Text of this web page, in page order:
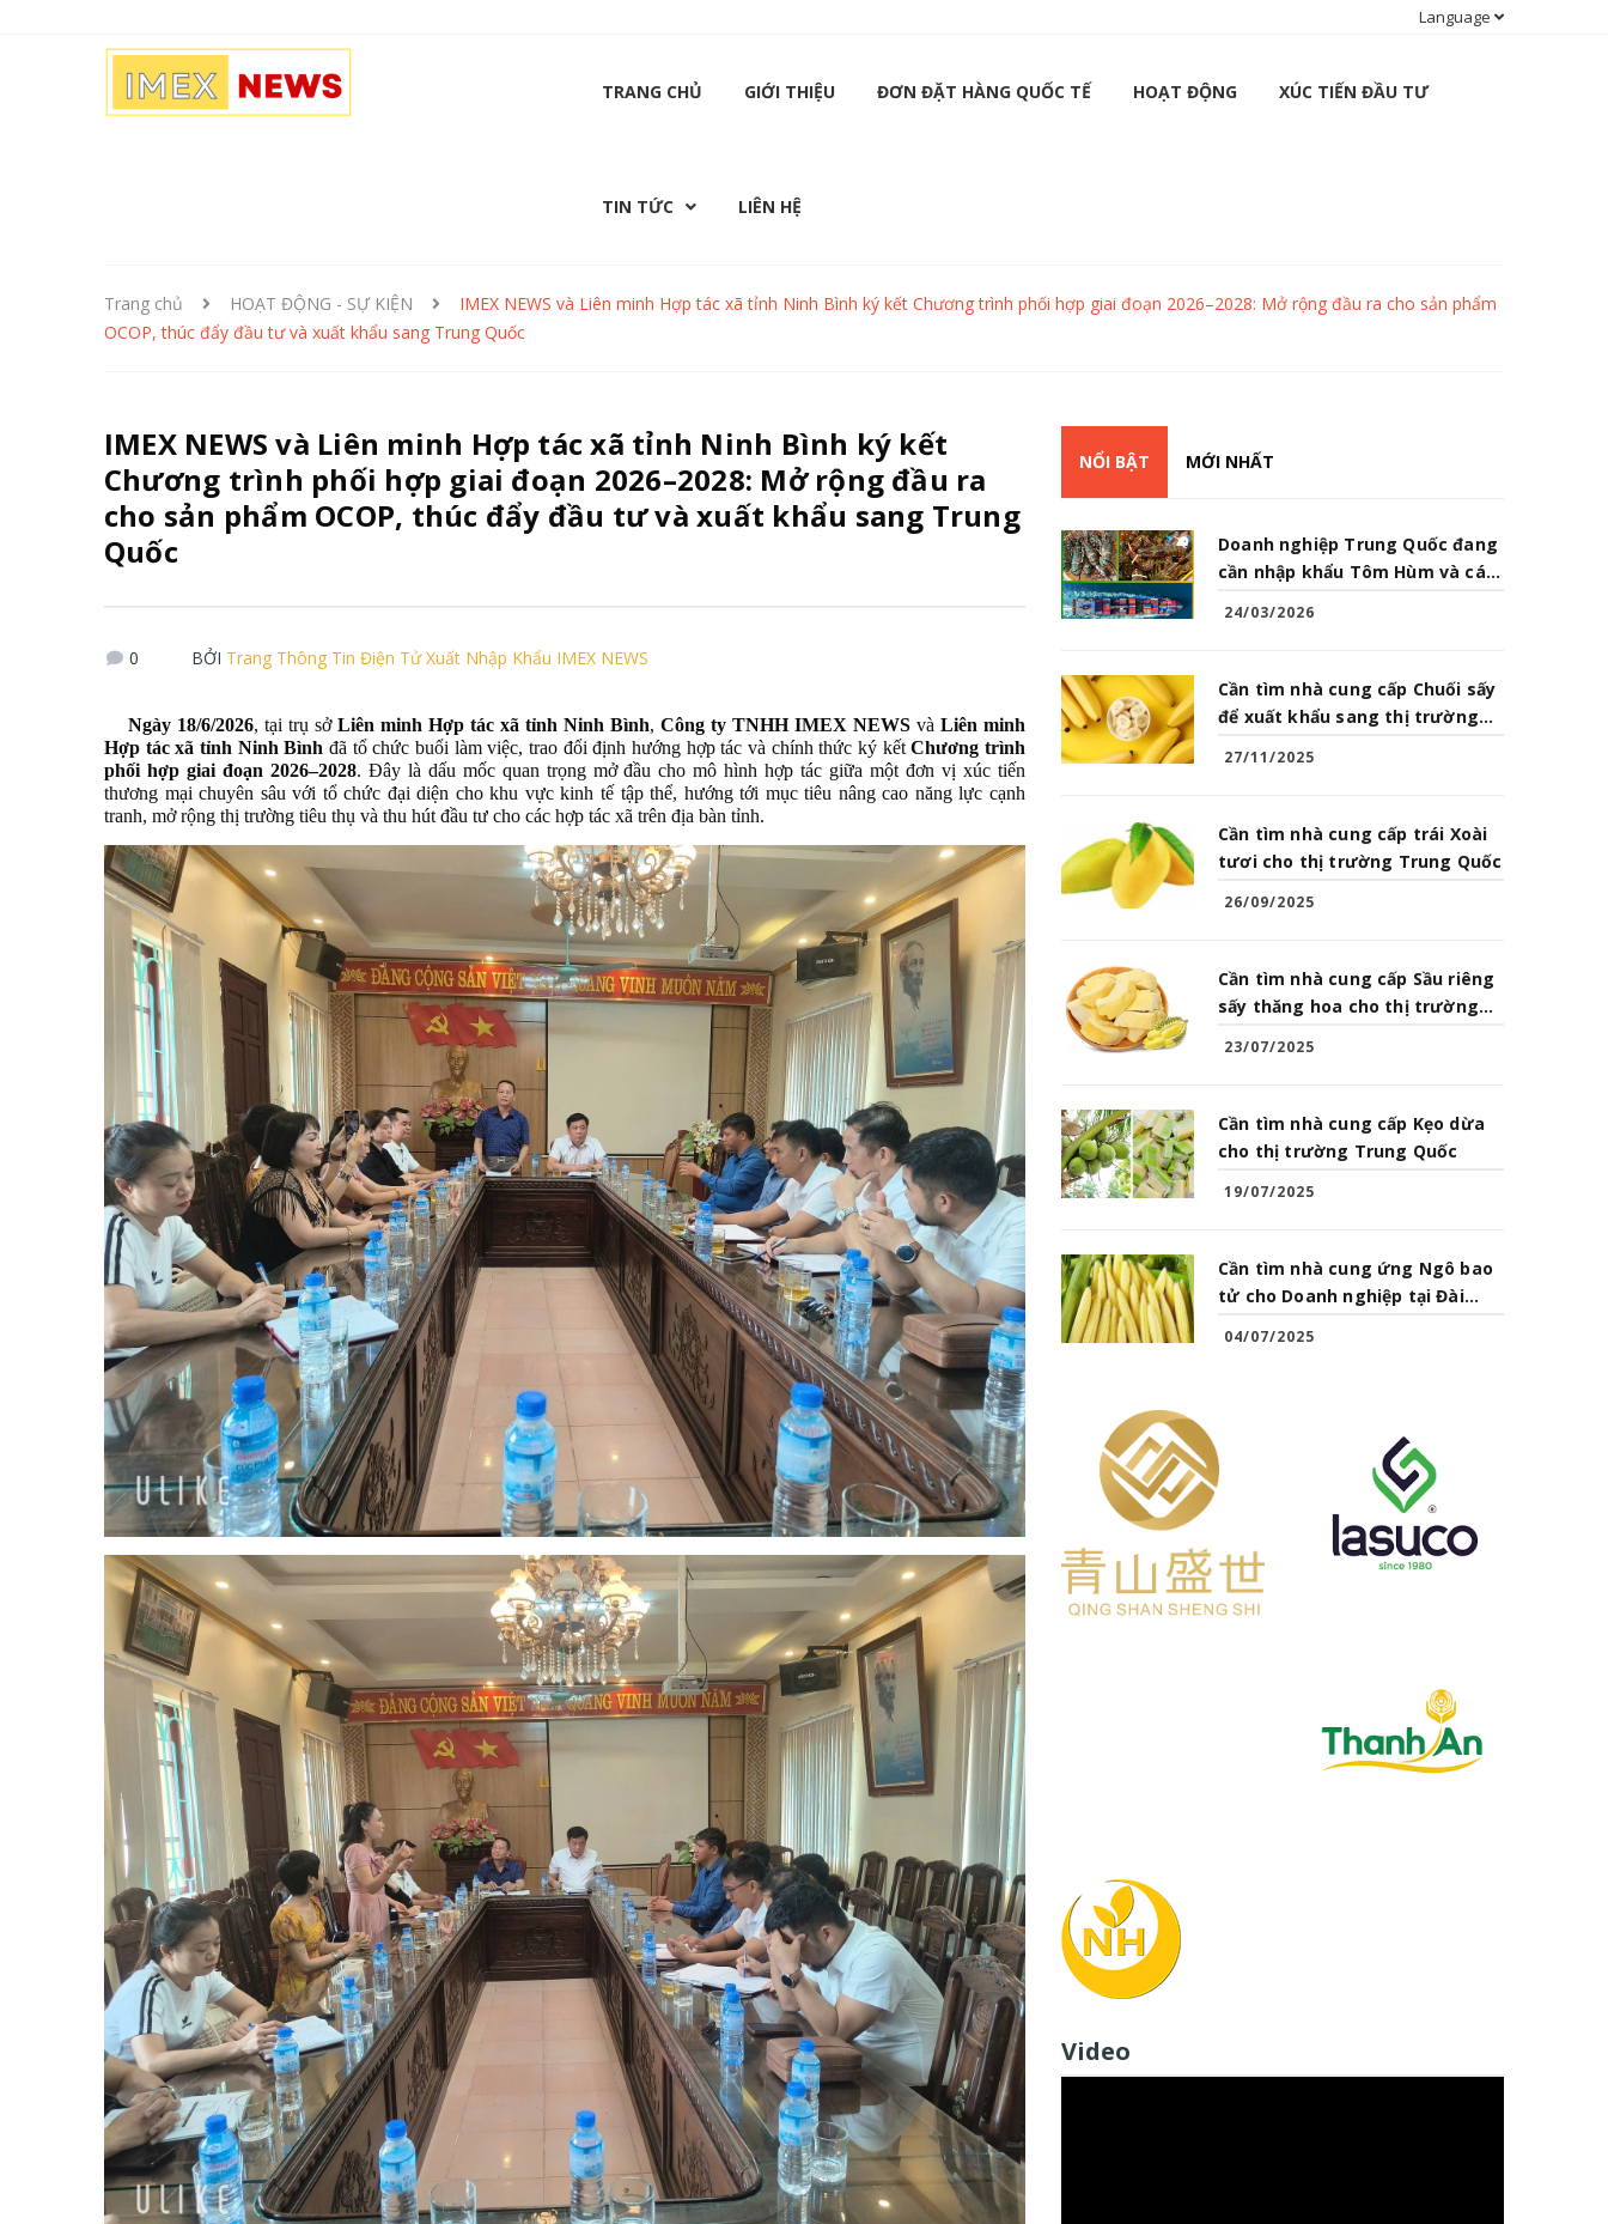
Language
TRANG CHỦ GIỚI THIỆU ĐƠN ĐẶT HÀNG QUỐC TẾ HOẠT ĐỘNG XÚC TIẾN ĐẦU TƯ
TIN TỨC LIÊN HỆ
Trang chủ HOẠT ĐỘNG - SỰ KIỆN
IMEX NEWS và Liên minh Hợp tác xã tỉnh Ninh Bình ký kết Chương trình phối hợp giai đoạn 2026–2028: Mở rộng đầu ra cho sản phẩm
OCOP, thúc đẩy đầu tư và xuất khẩu sang Trung Quốc
IMEX NEWS và Liên minh Hợp tác xã tỉnh Ninh Bình ký kết
Chương trình phối hợp giai đoạn 2026–2028: Mở rộng đầu ra
cho sản phẩm OCOP, thúc đẩy đầu tư và xuất khẩu sang Trung
Quốc
0 BỞI Trang Thông Tin Điện Tử Xuất Nhập Khẩu IMEX NEWS
Ngày 18/6/2026, tại trụ sở Liên minh Hợp tác xã tỉnh Ninh Bình, Công ty TNHH IMEX NEWS và Liên minh
Hợp tác xã tỉnh Ninh Bình đã tổ chức buổi làm việc, trao đổi định hướng hợp tác và chính thức ký kếtChương trình
phối hợp giai đoạn 2026–2028. Đây là dấu mốc quan trọng mở đầu cho mô hình hợp tác giữa một đơn vị xúc tiến
thương mại chuyên sâu với tổ chức đại diện cho khu vực kinh tế tập thể, hướng tới mục tiêu nâng cao năng lực cạnh
tranh, mở rộng thị trường tiêu thụ và thu hút đầu tư cho các hợp tác xã trên địa bàn tỉnh.
NỔI BẬT MỚI NHẤT
Doanh nghiệp Trung Quốc đang
cần nhập khẩu Tôm Hùm và các
24/03/2026
Cần tìm nhà cung cấp Chuối sấy
để xuất khẩu sang thị trường
27/11/2025
Cần tìm nhà cung cấp trái Xoài
tươi cho thị trường Trung Quốc
26/09/2025
Cần tìm nhà cung cấp Sầu riêng
sấy thăng hoa cho thị trường
23/07/2025
Cần tìm nhà cung cấp Kẹo dừa
cho thị trường Trung Quốc
19/07/2025
Cần tìm nhà cung ứng Ngô bao
tử cho Doanh nghiệp tại Đài
04/07/2025
Video